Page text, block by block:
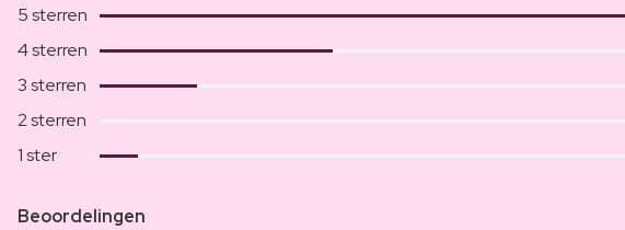
5 sterren
4 sterren
3 sterren
2 sterren
1 ster
Beoordelingen